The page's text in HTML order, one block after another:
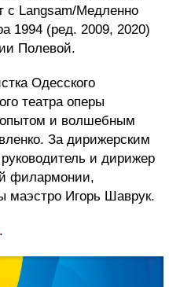
с Langsam/Медленно
1994 (ред. 2009, 2020)
Полевой.
Одесского
театра оперы
и волшебным
За дирижерским
и дирижер
филармонии,
маэстро Игорь Шаврук.
.